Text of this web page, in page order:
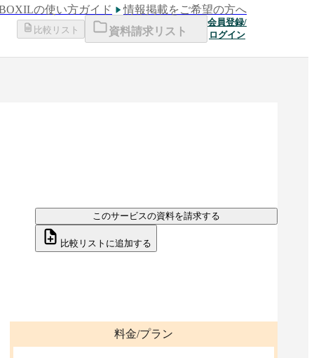
の使い方ガイド
情報掲載をご希望の方へ
比較リスト 資料請求リスト
会員登録/
ログイン
このサービスの資料を請求する
比較リストに追加する
料金/プラン